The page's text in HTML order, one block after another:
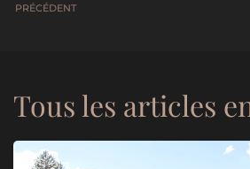
PRÉCÉDENT
Tous les articles